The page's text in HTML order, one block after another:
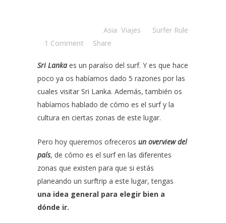
Asia Viajes
Surfer Rule
1 Comment
Share
Sri Lanka es un paraíso del surf. Y es que hace
poco ya os habíamos dado 5 razones por las
cuales visitar Sri Lanka. Además, también os
habíamos hablado de cómo es el surf y la
cultura en ciertas zonas de este lugar.
Pero hoy queremos ofreceros un overview del
país, de cómo es el surf en las diferentes
zonas que existen para que si estás
planeando un surftrip a este lugar, tengas
una idea general para elegir bien a
dónde ir.